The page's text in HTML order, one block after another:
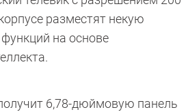
разместят некую
на основе
6,78-дюймовую панель